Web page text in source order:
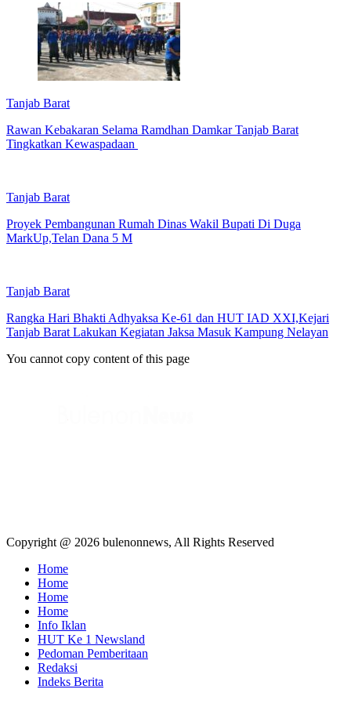
Tanjab Barat
Rawan Kebakaran Selama Ramdhan Damkar Tanjab Barat
Tingkatkan Kewaspadaan
Tanjab Barat
Proyek Pembangunan Rumah Dinas Wakil Bupati Di Duga
MarkUp,Telan Dana 5 M
Tanjab Barat
Rangka Hari Bhakti Adhyaksa Ke-61 dan HUT IAD XXI,Kejari
Tanjab Barat Lakukan Kegiatan Jaksa Masuk Kampung Nelayan
You cannot copy content of this page
Copyright @ 2026 bulenonnews, All Rights Reserved
Home
Home
Home
Home
Info Iklan
HUT Ke 1 Newsland
Pedoman Pemberitaan
Redaksi
Indeks Berita